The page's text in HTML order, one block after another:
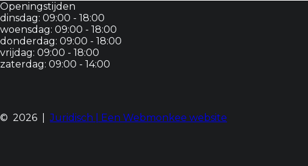
Openingstijden
dinsdag: 09:00 - 18:00
woensdag: 09:00 - 18:00
donderdag: 09:00 - 18:00
vrijdag: 09:00 - 18:00
zaterdag: 09:00 - 14:00
© 2026 |Juridisch | Een Webmonkee website